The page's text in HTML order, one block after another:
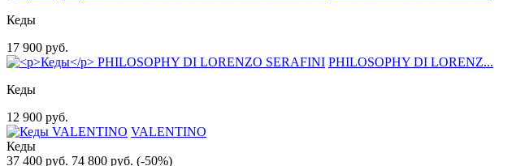
Кеды
17 900 руб.
PHILOSOPHY DI LORENZ...
Кеды
12 900 руб.
VALENTINO
Кеды
37 400 руб. 74 800 руб. (-50%)